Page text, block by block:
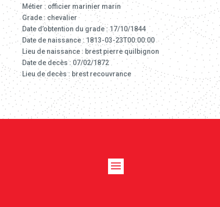
Métier : officier marinier marin
Grade : chevalier
Date d’obtention du grade : 17/10/1844
Date de naissance : 1813-03-23T00:00:00
Lieu de naissance : brest pierre quilbignon
Date de decès : 07/02/1872
Lieu de decès : brest recouvrance